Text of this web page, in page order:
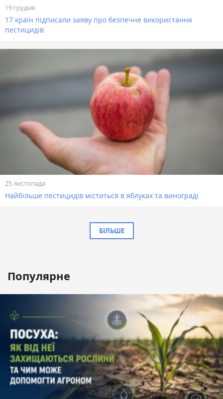
19 грудня
17 країн підписали заяву про безпечне використання
пестицидів
25 листопада
Найбільше пестицидів міститься в яблуках та винограді
БІЛЬШЕ
Популярне